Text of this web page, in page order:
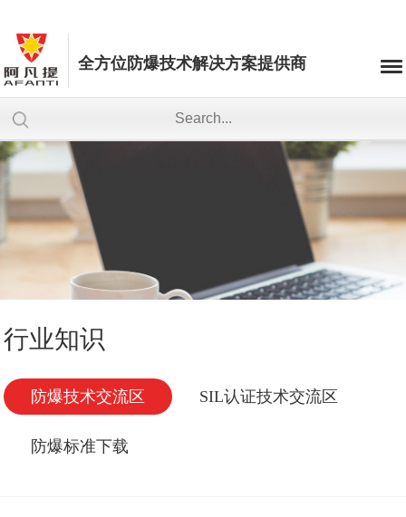
全方位防爆技术解决方案提供商
行业知识
防爆技术交流区 SIL认证技术交流区
防爆标准下载